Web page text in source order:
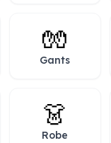
🧤
Gants
👗
Robe